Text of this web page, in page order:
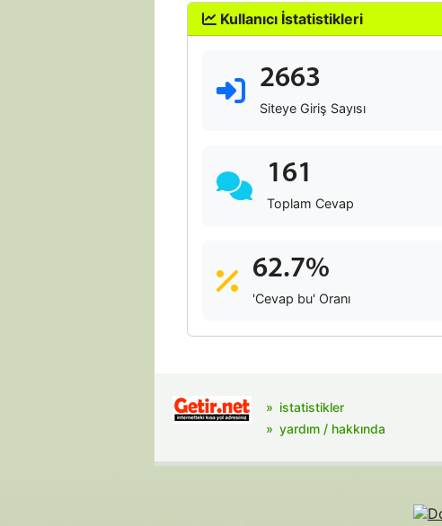
Kullanıcı İstatistikleri
2663
Siteye Giriş Sayısı
161
Toplam Cevap
62.7%
'Cevap bu' Oranı
istatistikler
yardım / hakkında